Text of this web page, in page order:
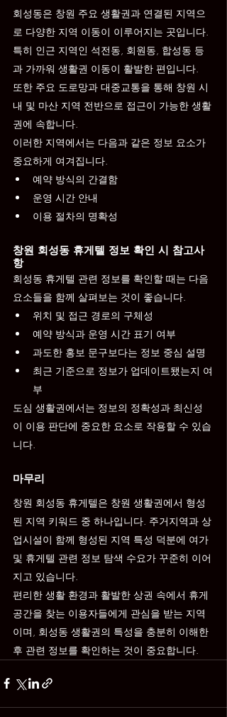
회성동은 창원 주요 생활권과 연결된 지역으
로 다양한 지역 이동이 이루어지는 곳입니다.
특히 인근 지역인 석전동, 회원동, 합성동 등
과 가까워 생활권 이동이 활발한 편입니다.
또한 주요 도로망과 대중교통을 통해 창원 시
내 및 마산 지역 전반으로 접근이 가능한 생활
권에 속합니다.
이러한 지역에서는 다음과 같은 정보 요소가
중요하게 여겨집니다.
예약 방식의 간결함
운영 시간 안내
이용 절차의 명확성
창원 회성동 휴게텔 정보 확인 시 참고사
항
회성동 휴게텔 관련 정보를 확인할 때는 다음
요소들을 함께 살펴보는 것이 좋습니다.
위치 및 접근 경로의 구체성
예약 방식과 운영 시간 표기 여부
과도한 홍보 문구보다는 정보 중심 설명
최근 기준으로 정보가 업데이트됐는지 여
부
도심 생활권에서는 정보의 정확성과 최신성
이 이용 판단에 중요한 요소로 작용할 수 있습
니다.
마무리
창원 회성동 휴게텔은 창원 생활권에서 형성
된 지역 키워드 중 하나입니다. 주거지역과 상
업시설이 함께 형성된 지역 특성 덕분에 여가
및 휴게텔 관련 정보 탐색 수요가 꾸준히 이어
지고 있습니다.
편리한 생활 환경과 활발한 상권 속에서 휴게
공간을 찾는 이용자들에게 관심을 받는 지역
이며, 회성동 생활권의 특성을 충분히 이해한
후 관련 정보를 확인하는 것이 중요합니다.